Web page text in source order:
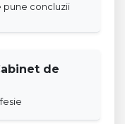
pune concluzii
de